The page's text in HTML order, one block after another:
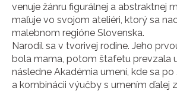
venuje žánru figurálnej a abstraktnej
maľuje vo svojom ateliéri, ktorý sa
malebnom regióne Slovenska.
Narodil sa v tvorivej rodine. Jeho
bola mama, potom štafetu prevzala
následne Akadémia umení, kde sa
a kombinácii výučby s umením ďalej